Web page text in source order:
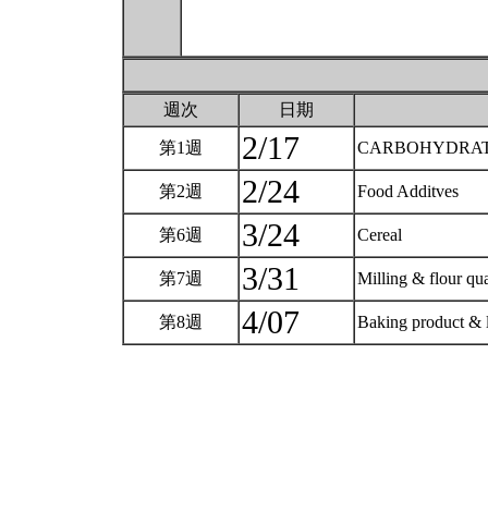
週次 日期
第1週 2/17
第2週 2/24 Food Additves
第6週 3/24 Cereal
第7週 3/31 Milling & flour
第8週 4/07 Baking product &